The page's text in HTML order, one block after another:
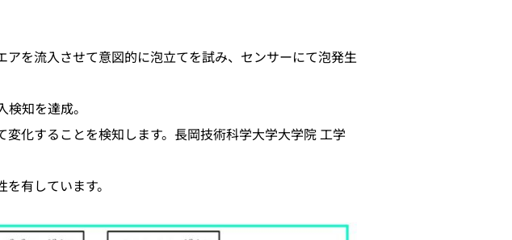
を流入させて意図的に泡立てを試み、センサーにて泡発生
知を達成。
化することを検知します。長岡技術科学大学大学院 工学
有しています。